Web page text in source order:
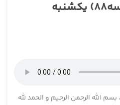
خارج اصول فقه (جلسه88) یکشنبه
الله الرحمن الرحیم و الحمد لله